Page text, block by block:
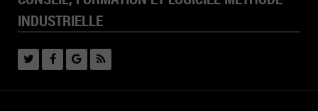
INDUSTRIELLE